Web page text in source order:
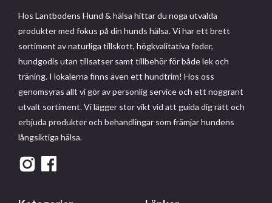
Hos Lantbodens Hund & hälsa hittar du noga utvalda
produkter med fokus på din hunds hälsa. Vi har ett brett
sortiment av naturliga tillskott, högkvalitativa foder,
hundgodis utan tillsatser samt tillbehör för både lek och
träning. I lokalerna finns även ett hundtrim! Hos oss
genomsyras allt vi gör av personlig service och ett noggrant
utvalt sortiment. Vi lägger stor vikt vid att guida dig rätt och
erbjuda produkter och behandlingar som främjar hundens
långsiktiga hälsa.